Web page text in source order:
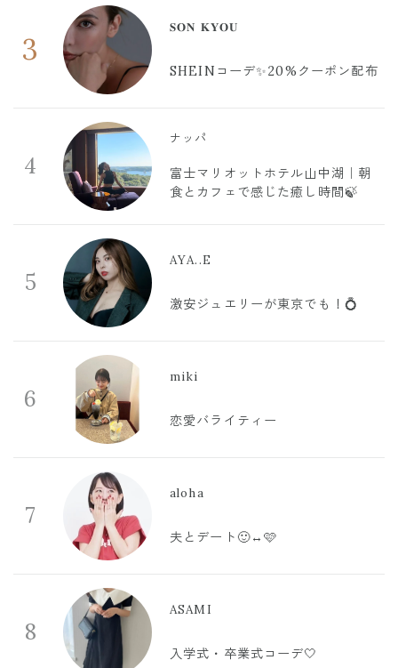
3
𝐒𝐎𝐍 𝐊𝐘𝐎𝐔
SHEINコーデ✨20%クーポン配布
4
ナッパ
富士マリオットホテル山中湖｜朝
食とカフェで感じた癒し時間🍃
5
AYA..E
激安ジュエリーが東京でも！💍
6
miki
恋愛バライティー
7
aloha
夫とデート🙂‍↔️🩷
8
ASAMI
入学式・卒業式コーデ🤍